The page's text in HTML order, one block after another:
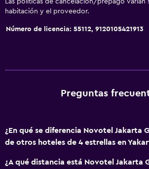
habitación y el proveedor.
Número de licencia: 55112, 9120105421913
Preguntas
¿En qué se diferencia Novotel Jakarta
de otros hoteles de 4 estrellas en
¿A qué distancia está Novotel Jakarta